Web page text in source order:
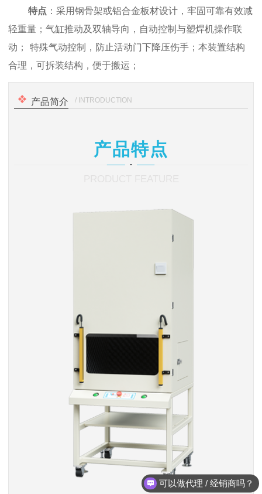
特点 ： 采用钢骨架或铝合金板材设计，牢固可靠有效减
轻重量 ；气缸推动及双轴导向，自动控制与塑焊机操作联
动；
特殊气动控制，防止活动门下降压伤手； 本装置结构
合理，可拆装结构，便于搬运 ；
产品简介 / INTRODUCTION
产品特点
可以做代理 / 经销商吗？